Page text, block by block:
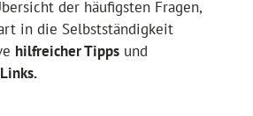
der häufigsten Fragen,
in die Selbstständigkeit
hilfreicher Tipps und